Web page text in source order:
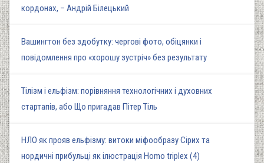
кордонах, – Андрій Білецький
Вашингтон без здобутку: чергові фото, обіцянки і
повідомлення про «хорошу зустріч» без результату
Тілізм і ельфізм: порівняння технологічних і духовних
стартапів, або Що пригадав Пітер Тіль
НЛО як прояв ельфізму: витоки міфообразу Сірих та
нордичні прибульці як ілюстрація Homo triplex (4)